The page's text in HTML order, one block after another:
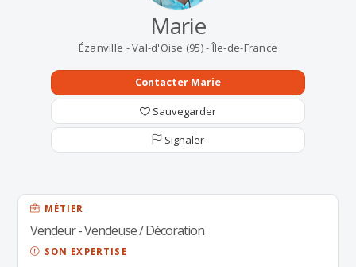
Marie
Ézanville - Val-d'Oise (95) - Île-de-France
Contacter Marie
Sauvegarder
Signaler
MÉTIER
Vendeur - Vendeuse / Décoration
SON EXPERTISE